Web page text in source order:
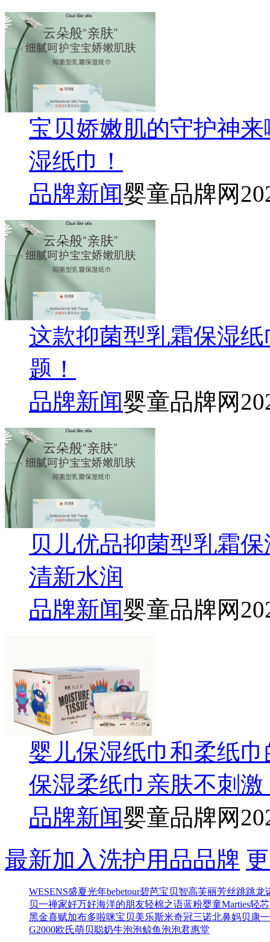
宝贝娇嫩肌的守护神
湿纸巾！
品牌新闻婴童品牌网
这款抑菌型乳霜保湿
题！
品牌新闻婴童品牌网
贝儿优品抑菌型乳霜
清新水润
品牌新闻婴童品牌网
婴儿保湿纸巾和柔纸
保湿柔纸巾亲肤不刺激
品牌新闻婴童品牌网
最新加入洗护用品品牌
WESENS盛夏光年bebetour碧芭宝贝智高芙丽芳丝跳跳龙
贝一禅家好万好海洋的朋友轻棉之语蓝粉婴童Marties轻
黑金喜赋加布多啦咪宝贝美乐斯米奇冠三诺北鼻妈贝康
G2000欧氏萌贝聪奶牛泡泡鲸鱼泡泡君惠堂